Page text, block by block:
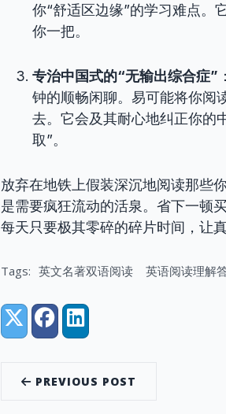
你“舒适区边缘”的学习难点。
你一把。
专治中国式的“无输出综合症”
钟的顺畅闲聊。易可能将你阅
去。它会及其耐心地纠正你的
取”。
放弃在地铁上假装深沉地阅读那些
是需要疯狂流动的活泉。省下一顿
每天只要极其零碎的碎片时间，让
Tags: 英文名著双语阅读 英语阅读理解
Share:
X (Twitter)
FacebookLinkedIn
PREVIOUS POST